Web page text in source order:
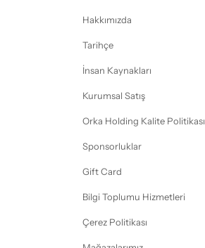
Hakkımızda
Tarihçe
İnsan Kaynakları
Kurumsal Satış
Orka Holding Kalite Politikası
Sponsorluklar
Gift Card
Bilgi Toplumu Hizmetleri
Çerez Politikası